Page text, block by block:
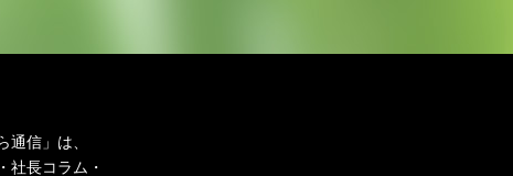
信」は、
社長コラム・